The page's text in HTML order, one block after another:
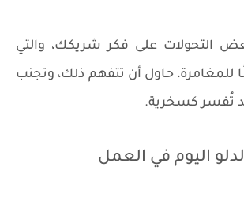
التحولات على فكر شريكك، والتي
للمغامرة، حاول أن تتفهم ذلك، وتجنب
قد تُفسر كسخرية.
اليوم في العمل